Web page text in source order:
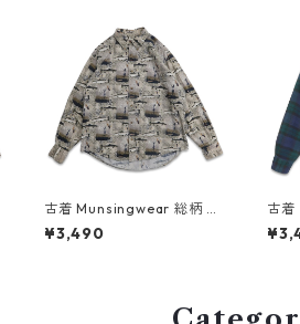
古着 Munsingwear 総柄 フ
ィッシング 魚 ボタンダウン
シャツ 長袖シャツ 表記：L
¥3,490
古着
CH
チ